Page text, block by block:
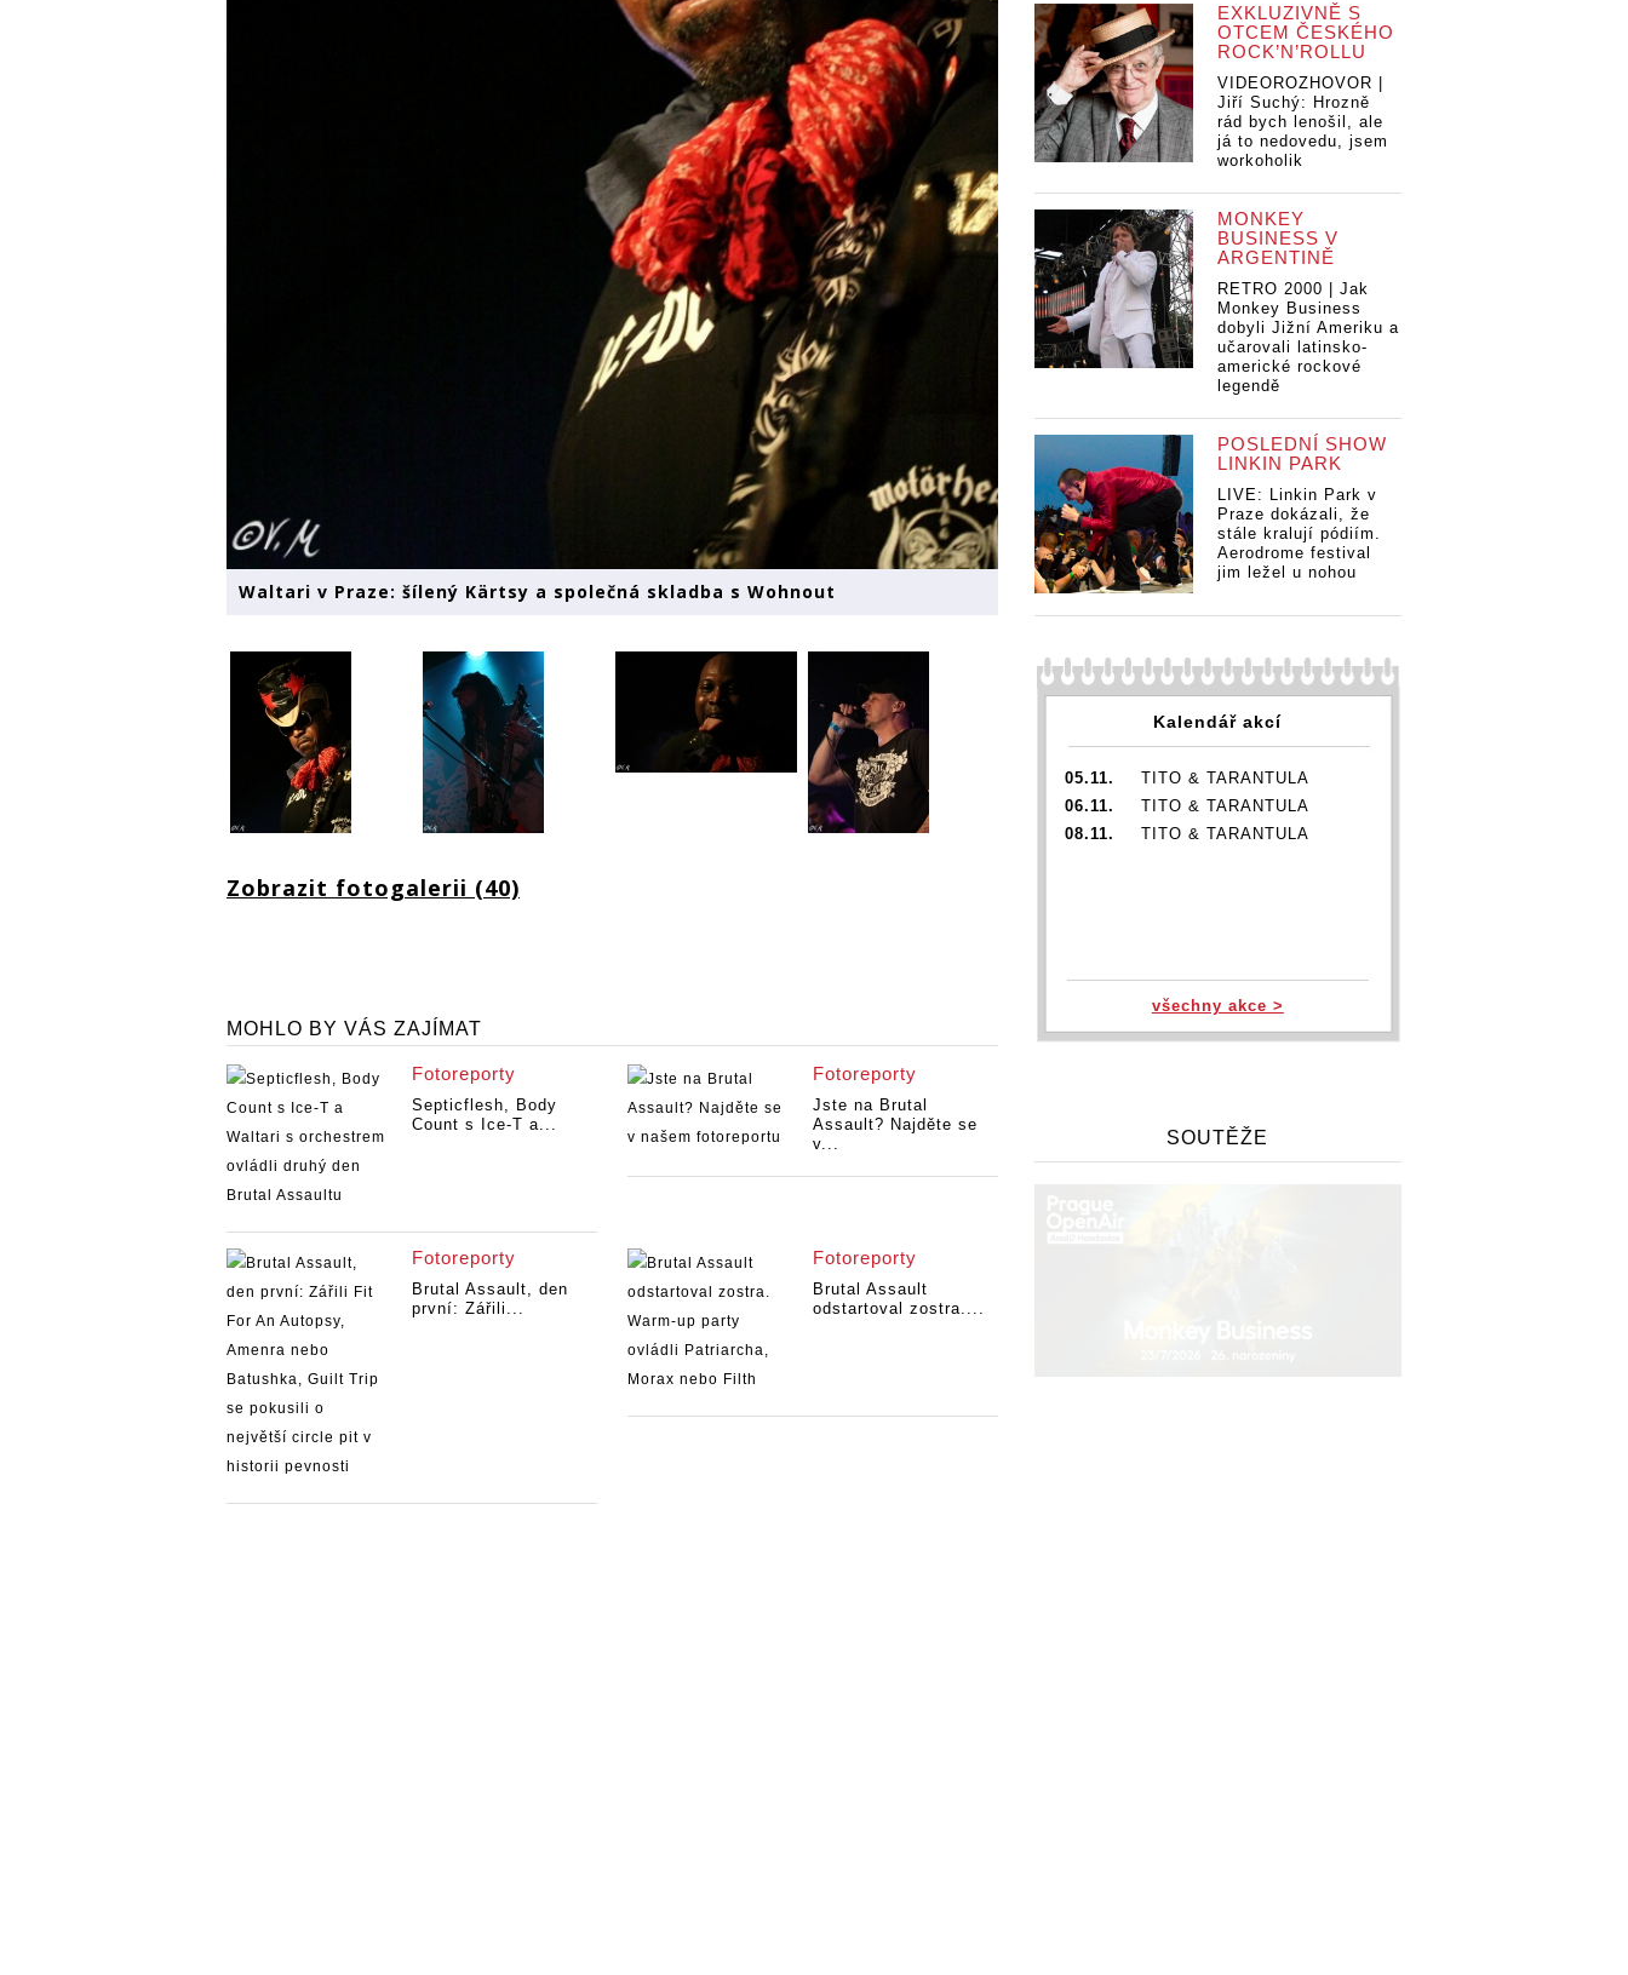
Waltari v Praze: šílený Kärtsy a společná skladba s Wohnout
Zobrazit fotogalerii (40)
MOHLO BY VÁS ZAJÍMAT
Fotoreporty
Septicflesh, Body
Count s Ice-T a...
Fotoreporty
Jste na Brutal
Assault? Najděte se
v...
Fotoreporty
Brutal Assault, den
první: Zářili...
Fotoreporty
Brutal Assault
odstartoval zostra....
EXKLUZIVNĚ S
OTCEM ČESKÉHO
ROCK’N’ROLLU
VIDEOROZHOVOR |
Jiří Suchý: Hrozně
rád bych lenošil, ale
já to nedovedu, jsem
workoholik
MONKEY
BUSINESS V
ARGENTINĚ
RETRO 2000 | Jak
Monkey Business
dobyli Jižní Ameriku a
učarovali latinsko-
americké rockové
legendě
POSLEDNÍ SHOW
LINKIN PARK
LIVE: Linkin Park v
Praze dokázali, že
stále kralují pódiím.
Aerodrome festival
jim ležel u nohou
Kalendář akcí
05.11.
TITO & TARANTULA
06.11.
TITO & TARANTULA
08.11.
TITO & TARANTULA
všechny akce >
SOUTĚŽE